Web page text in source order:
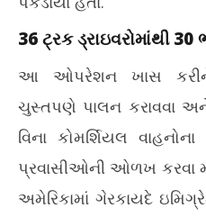
36 ટ્રક ડ્રાઇવરોમાંથી 30
આ ઓપરેશન ખાસ
ચુસ્તપણે પાલન કરાવવા
વિના કોમર્શિયલ
પ્રવાસીઓની ઓળખ કરવા
અમેરિકામાં ગેરકાયદે